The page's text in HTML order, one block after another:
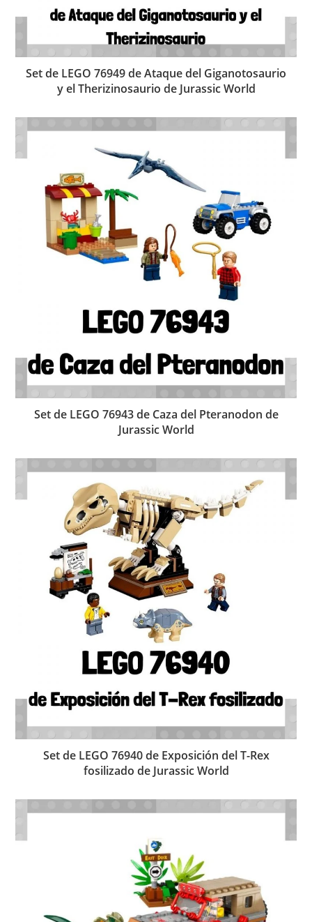
Set de LEGO 76949 de Ataque del Giganotosaurio
y el Therizinosaurio de Jurassic World
Set de LEGO 76943 de Caza del Pteranodon de
Jurassic World
Set de LEGO 76940 de Exposición del T-Rex
fosilizado de Jurassic World